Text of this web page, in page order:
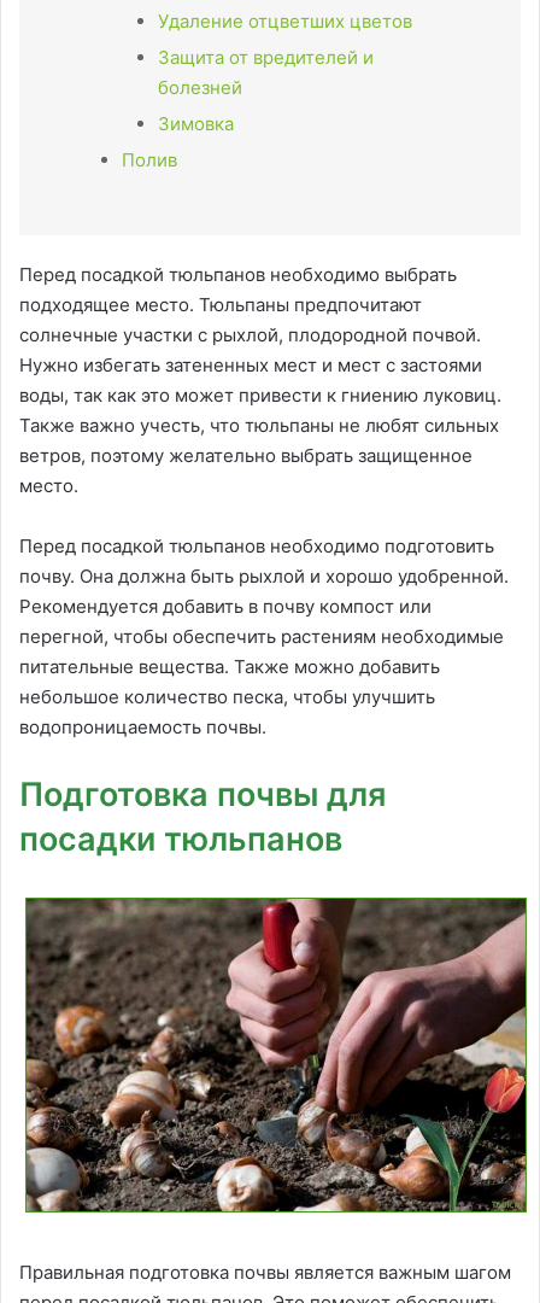
Удаление отцветших цветов
Защита от вредителей и
болезней
Зимовка
Полив
Перед посадкой тюльпанов необходимо выбрать
подходящее место. Тюльпаны предпочитают
солнечные участки с рыхлой, плодородной почвой.
Нужно избегать затененных мест и мест с застоями
воды, так как это может привести к гниению луковиц.
Также важно учесть, что тюльпаны не любят сильных
ветров, поэтому желательно выбрать защищенное
место.
Перед посадкой тюльпанов необходимо подготовить
почву. Она должна быть рыхлой и хорошо удобренной.
Рекомендуется добавить в почву компост или
перегной, чтобы обеспечить растениям необходимые
питательные вещества. Также можно добавить
небольшое количество песка, чтобы улучшить
водопроницаемость почвы.
Подготовка почвы для
посадки тюльпанов
Правильная подготовка почвы является важным шагом